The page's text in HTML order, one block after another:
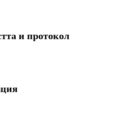
и протокол